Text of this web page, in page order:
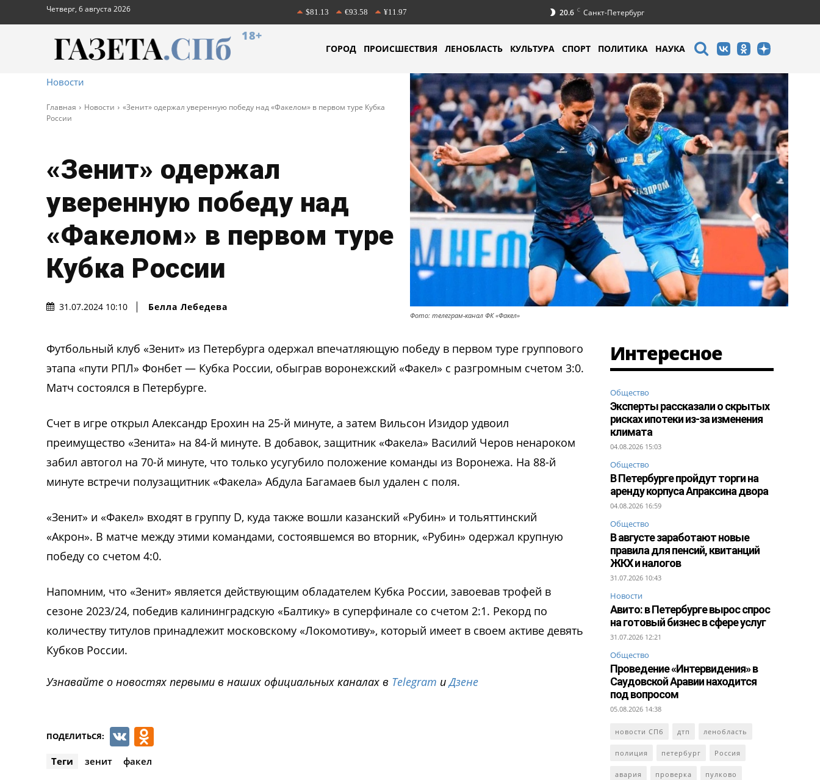
Четверг, 6 августа 2026 $81.13 €93.58 ¥11.97 20.6 C Санкт-Петербург
18+
ГОРОД ПРОИСШЕСТВИЯ ЛЕНОБЛАСТЬ КУЛЬТУРА СПОРТ ПОЛИТИКА НАУКА
Новости
Главная Новости
«Зенит» одержал уверенную победу над «Факелом» в первом туре Кубка
России
«Зенит» одержал
уверенную победу над
«Факелом» в первом туре
Кубка России
31.07.2024 10:10 Белла Лебедева
Фото: телеграм-канал ФК «Факел»
Футбольный клуб «Зенит» из Петербурга одержал впечатляющую победу в первом туре группового
этапа «пути РПЛ» Фонбет — Кубка России, обыграв воронежский «Факел» с разгромным счетом 3:0.
Матч состоялся в Петербурге.
Счет в игре открыл Александр Ерохин на 25-й минуте, а затем Вильсон Изидор удвоил
преимущество «Зенита» на 84-й минуте. В добавок, защитник «Факела» Василий Черов ненароком
забил автогол на 70-й минуте, что только усугубило положение команды из Воронежа. На 88-й
минуте встречи полузащитник «Факела» Абдула Багамаев был удален с поля.
«Зенит» и «Факел» входят в группу D, куда также вошли казанский «Рубин» и тольяттинский
«Акрон». В матче между этими командами, состоявшемся во вторник, «Рубин» одержал крупную
победу со счетом 4:0.
Напомним, что «Зенит» является действующим обладателем Кубка России, завоевав трофей в
сезоне 2023/24, победив калининградскую «Балтику» в суперфинале со счетом 2:1. Рекорд по
количеству титулов принадлежит московскому «Локомотиву», который имеет в своем активе девять
Кубков России.
Узнавайте о новостях первыми в наших официальных каналах в Telegram иДзене
ПОДЕЛИТЬСЯ: VK
Теги зенит факел
Интересное
Общество
Эксперты рассказали о скрытых
рисках ипотеки из-за изменения
климата
04.08.2026 15:03
Общество
В Петербурге пройдут торги на
аренду корпуса Апраксина двора
04.08.2026 16:59
Общество
В августе заработают новые
правила для пенсий, квитанций
ЖКХ и налогов
31.07.2026 10:43
Новости
Авито: в Петербурге вырос спрос
на готовый бизнес в сфере услуг
31.07.2026 12:21
Общество
Проведение «Интервидения» в
Саудовской Аравии находится
под вопросом
05.08.2026 14:38
новости СПб дтп ленобласть
полиция петербург Россия
авария проверка пулково